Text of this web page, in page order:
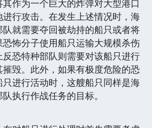
作为一个巨大的炸弹对大型港口
行攻击。在发生上述情况时，海
就需要夺回被劫持的船只或者将
怖分子使用船只运输大规模杀伤
恐特种部队则需要对该船只进行
毁。此外，如果有极度危险的恐
进行活动时，这艘船只同样是海
执行作战任务的目标。